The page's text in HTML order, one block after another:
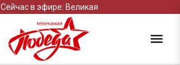
Сейчас в эфире: Великая